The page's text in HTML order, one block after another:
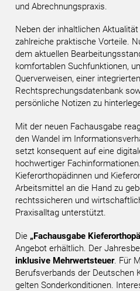
und Abrechnungspraxis.
Neben der inhaltlichen
zahlreiche praktische Vorteile.
dem aktuellen
komfortablen Suchfunktionen,
Querverweisen, einer integrierten
Rechtsprechungsdatenbank
persönliche Notizen zu
Mit der neuen Fachausgabe
den Wandel im
setzt konsequent auf eine
hochwertiger
Kieferorthopädinnen und
Arbeitsmittel an die Hand zu
rechtssicheren und
Praxisalltag unterstützt.
Die „Fachausgabe
Angebot erhältlich. Der
inklusive Mehrwertsteuer. Für
Berufsverbands der Deutschen
gelten Sonderkonditionen.